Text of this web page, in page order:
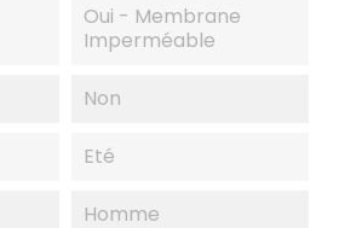
Oui - Membrane
Imperméable
Non
Eté
Homme